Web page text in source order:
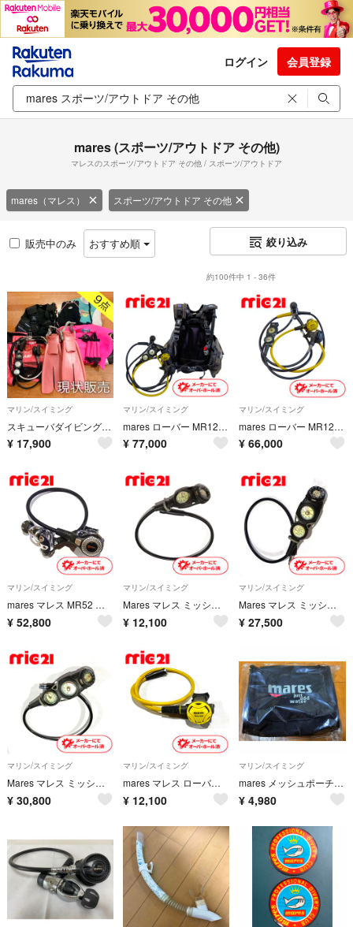
ログイン 会員登録
mares (スポーツ/アウトドア その他)
マレスのスポーツ/アウトドア その他 / スポーツ/アウトドア
mares（マレス） スポーツ/アウトドア その他
販売中のみ おすすめ順 絞り込み
約100件中 1 - 36件
マリン/スイミング
スキューバダイビング器材 9点セット BCD レギュレーター スーツ 現状販売
¥ 17,900
マリン/スイミング
mares ローバー MR12 レギュレーター 4点セット(オクトパス、3連ゲージ、BCD) OH済
¥ 77,000
マリン/スイミング
mares ローバー MR12 レギュレーター 3点セット(オクトパス、3連ゲージ) OH済
¥ 66,000
マリン/スイミング
mares マレス MR52 アビス レギュレーター OH済み ダイビング 中古 60
¥ 52,800
マリン/スイミング
Mares マレス ミッション2 コンパス＋残圧計 ゲージ ダイビング 中古18
¥ 12,100
マリン/スイミング
Mares マレス ミッション3 コンパス＋残圧計＋水深計 ゲージ ダイビング 中古14
¥ 27,500
マリン/スイミング
Mares マレス ミッション3 コンパス＋残圧計＋水深計 ゲージ ダイビング 中古12
¥ 30,800
マリン/スイミング
mares マレス ローバー オクトパス ダイビング OH済み 中古 21
¥ 12,100
マリン/スイミング
mares メッシュポーチ ポケット多数 フック付 ブラック 未使用
¥ 4,980